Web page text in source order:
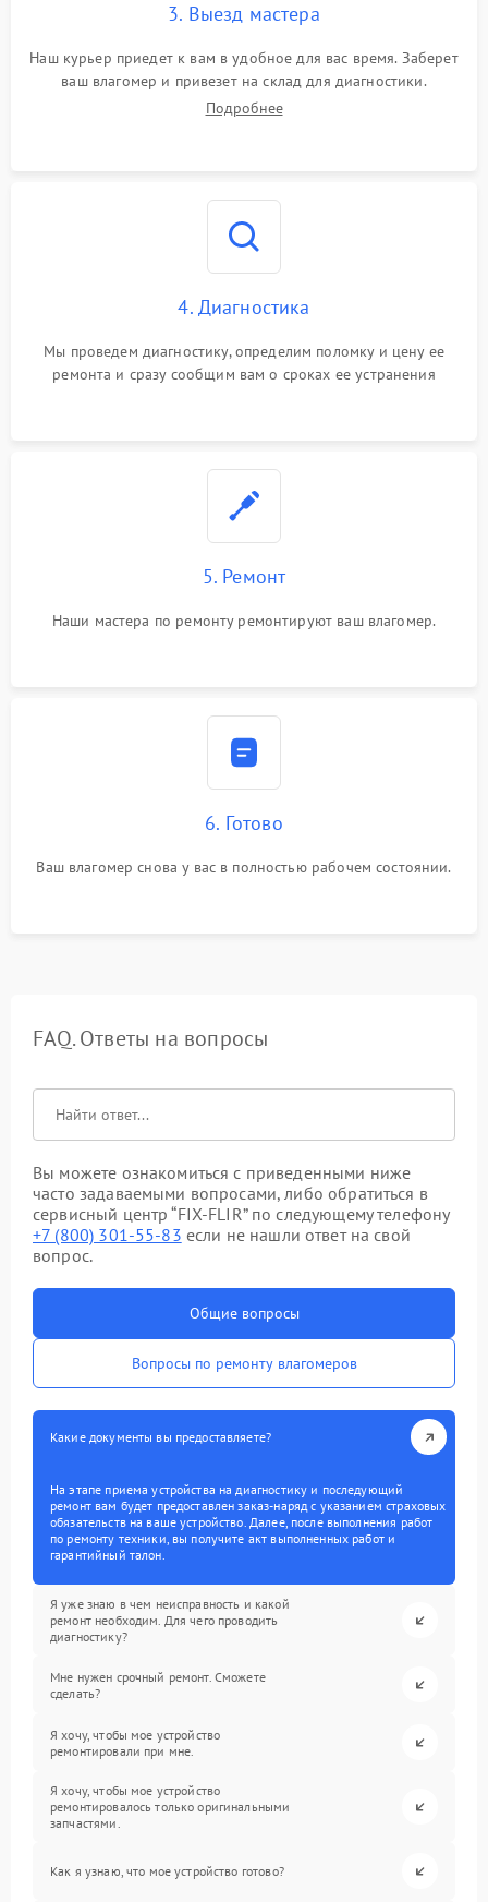
3. Выезд мастера
Наш курьер приедет к вам в удобное для вас время. Заберет
ваш влагомер и привезет на склад для диагностики.
Подробнее
4. Диагностика
Мы проведем диагностику, определим поломку и цену ее
ремонта и сразу сообщим вам о сроках ее устранения
5. Ремонт
Наши мастера по ремонту ремонтируют ваш влагомер.
6. Готово
Ваш влагомер снова у вас в полностью рабочем состоянии.
FAQ. Ответы на вопросы
Вы можете ознакомиться с приведенными ниже
часто задаваемыми вопросами, либо обратиться в
сервисный центр “FIX-FLIR” по следующему телефону
+7 (800) 301-55-83 если не нашли ответ на свой
вопрос.
Общие вопросы
Вопросы по ремонту влагомеров
Какие документы вы предоставляете?
На этапе приема устройства на диагностику и последующий
ремонт вам будет предоставлен заказ-наряд с указанием страховых
обязательств на ваше устройство. Далее, после выполнения работ
по ремонту техники, вы получите акт выполненных работ и
гарантийный талон.
Я уже знаю в чем неисправность и какой
ремонт необходим. Для чего проводить
диагностику?
Мне нужен срочный ремонт. Сможете
сделать?
Я хочу, чтобы мое устройство
ремонтировали при мне.
Я хочу, чтобы мое устройство
ремонтировалось только оригинальными
запчастями.
Как я узнаю, что мое устройство готово?